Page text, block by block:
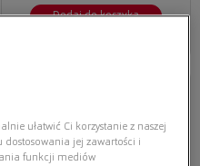
Dodaj do koszyka
ARNETTE 0AN4322 27536Q
ułatwić Ci korzystanie z naszej
dostosowania jej zawartości i
funkcji mediów